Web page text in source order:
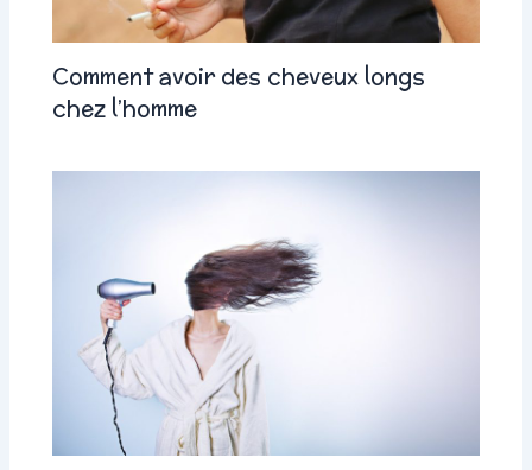
Comment avoir des cheveux longs
chez l’homme